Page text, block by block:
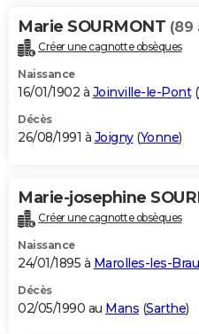
Marie SOURMONT (89
Créer une cagnotte obsèques
Naissance
16/01/1902 à Joinville-le-Pont(
Décès
26/08/1991 à Joigny(Yonne)
Marie-josephine
Créer une cagnotte obsèques
Naissance
24/01/1895 à Marolles-les-
Décès
02/05/1990 au Mans (Sarthe)